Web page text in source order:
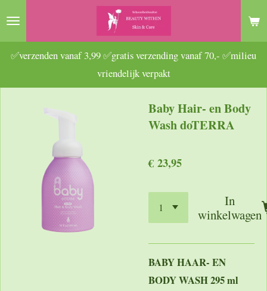
Ga
naar
hoofdinhoud
✅verzenden vanaf 3,99 ✅gratis verzending vanaf 70,- ✅milieu
vriendelijk verpakt
Baby Hair- en Body
Wash doTERRA
€ 23,95
In
winkelwagen
BABY HAAR- EN
BODY WASH 295 ml